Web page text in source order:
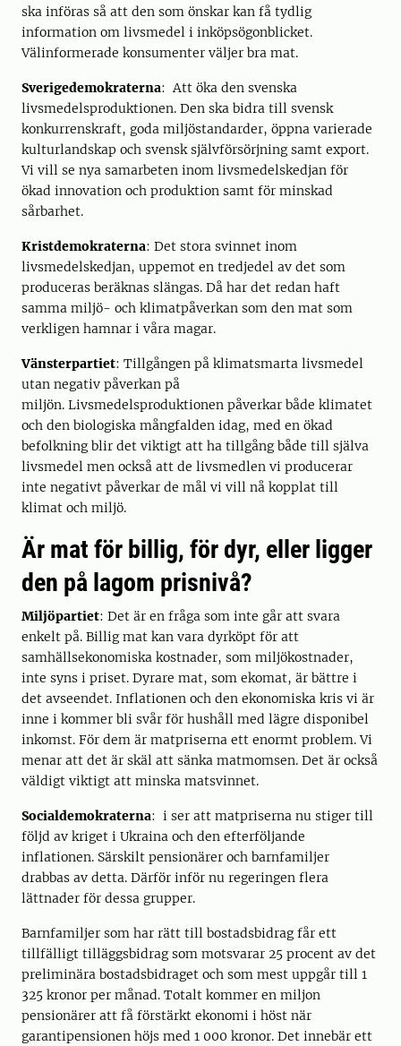
ska införas så att den som önskar kan få tydlig
information om livsmedel i inköpsögonblicket.
Välinformerade konsumenter väljer bra mat.
Sverigedemokraterna: Att öka den svenska
livsmedelsproduktionen. Den ska bidra till svensk
konkurrenskraft, goda miljöstandarder, öppna varierade
kulturlandskap och svensk självförsörjning samt export.
Vi vill se nya samarbeten inom livsmedelskedjan för
ökad innovation och produktion samt för minskad
sårbarhet.
Kristdemokraterna: Det stora svinnet inom
livsmedelskedjan, uppemot en tredjedel av det som
produceras beräknas slängas. Då har det redan haft
samma miljö- och klimatpåverkan som den mat som
verkligen hamnar i våra magar.
Vänsterpartiet: Tillgången på klimatsmarta livsmedel
utan negativ påverkan på
miljön. Livsmedelsproduktionen påverkar både klimatet
och den biologiska mångfalden idag, med en ökad
befolkning blir det viktigt att ha tillgång både till själva
livsmedel men också att de livsmedlen vi producerar
inte negativt påverkar de mål vi vill nå kopplat till
klimat och miljö.
Är mat för billig, för dyr, eller ligger
den på lagom prisnivå?
Miljöpartiet: Det är en fråga som inte går att svara
enkelt på. Billig mat kan vara dyrköpt för att
samhällsekonomiska kostnader, som miljökostnader,
inte syns i priset. Dyrare mat, som ekomat, är bättre i
det avseendet. Inflationen och den ekonomiska kris vi är
inne i kommer bli svår för hushåll med lägre disponibel
inkomst. För dem är matpriserna ett enormt problem. Vi
menar att det är skäl att sänka matmomsen. Det är också
väldigt viktigt att minska matsvinnet.
Socialdemokraterna: i ser att matpriserna nu stiger till
följd av kriget i Ukraina och den efterföljande
inflationen. Särskilt pensionärer och barnfamiljer
drabbas av detta. Därför inför nu regeringen flera
lättnader för dessa grupper.
Barnfamiljer som har rätt till bostadsbidrag får ett
tillfälligt tilläggsbidrag som motsvarar 25 procent av det
preliminära bostadsbidraget och som mest uppgår till 1
325 kronor per månad. Totalt kommer en miljon
pensionärer att få förstärkt ekonomi i höst när
garantipensionen höjs med 1 000 kronor. Det innebär ett